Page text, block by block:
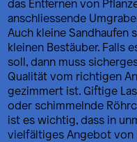
das Entfernen von
anschliessende
Auch kleine
kleinen Bestäuber. Falls
soll, dann muss
Qualität vom richtigen
gezimmert ist. Giftige
oder schimmelnde
ist es wichtig, dass in
vielfältiges Angebot von